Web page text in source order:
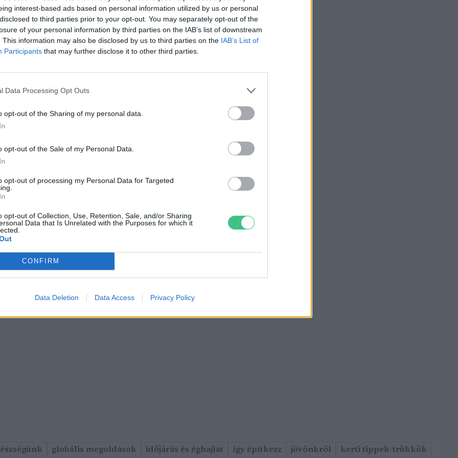
interest-based ads based on personal information utilized by us or personal
to third parties prior to your opt-out. You may separately opt-out of the
of your personal information by third parties on the IAB’s list of downstream
This information may also be disclosed by us to third parties on the IAB’s List of
Participants that may further disclose it to other third parties.
Data Processing Opt Outs
opt-out of the Sharing of my personal data.
opt-out of the Sale of my Personal Data.
opt-out of processing my Personal Data for Targeted
opt-out of Collection, Use, Retention, Sale, and/or Sharing
Data that Is Unrelated with the Purposes for which it
CONFIRM
Data Deletion Data Access Privacy Policy
Szemle 1 perc
és „nőies” munka – Ma
egyre kevésbé bélyegezzük
a szakmákat
globális megoldások időjárás és éghajlat így építkezz jövőnkről kerti tippek-trükkök